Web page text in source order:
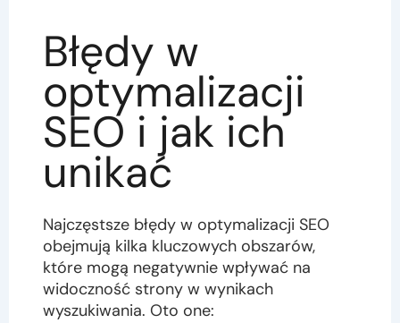
Błędy w
optymalizacji
SEO i jak ich
unikać
Najczęstsze błędy w optymalizacji SEO
obejmują kilka kluczowych obszarów,
które mogą negatywnie wpływać na
widoczność strony w wynikach
wyszukiwania. Oto one: